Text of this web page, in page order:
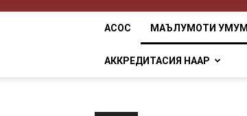
АСОСӢ МАЪЛУМОТИ УМУМӢ
АККРЕДИТАСИЯ НААР